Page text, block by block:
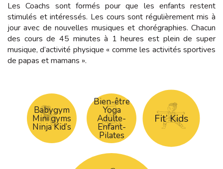
Les Coachs sont formés pour que les enfants restent
stimulés et intéressés. Les cours sont régulièrement mis à
jour avec de nouvelles musiques et chorégraphies. Chacun
des cours de 45 minutes à 1 heures est plein de super
musique, d’activité physique « comme les activités sportives
de papas et mamans ».
Babygym
Mini gyms
Ninja Kid’s
Bien-être
Yoga
Adulte-
Enfant-
Pilates
Fit’ Kids